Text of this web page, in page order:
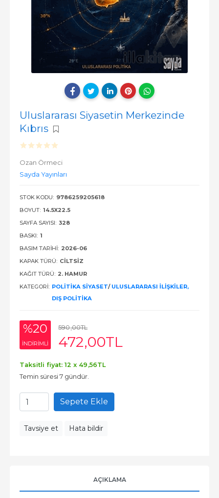
Uluslararası Siyasetin Merkezinde
Kıbrıs
Ozan Örmeci
Sayda Yayınları
STOK KODU: 9786259205618
BOYUT: 14.5X22.5
SAYFA SAYISI: 328
BASKI: 1
BASIM TARIHI: 2026-06
KAPAK TÜRÜ: CILTSIZ
KAĞIT TÜRÜ: 2. HAMUR
KATEGORI: POLITIKA SIYASET/ ULUSLARARASI İLIŞKILER,
DIŞ POLITIKA
%20
INDIRIMLI
590,00TL
472,00TL
Taksitli fiyat: 12 x 49 ,56TL
Temin süresi 7 gündür.
Sepete Ekle
Tavsiye et Hata bildir
AÇIKLAMA